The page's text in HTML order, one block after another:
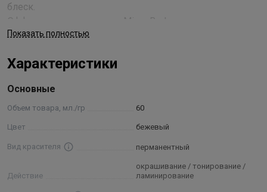
блеск.
красных и фиолетовых направлений
образом, повышая стойкость цвета.
логотипом Micro Reds.
• универсальность: вы можете свободно смешивать
оттенки Micro Reds с нашими базовыми оттенками.
Изысканная парфюмерная композиция Londa
Professional, маскирующая запах аммиака, превращает
процедуру окрашивания в истинное удовольствие для
Показать полностью
Характеристики
Основные
Объем товара, мл./гр 60
Цвет бежевый
Вид красителя перманентный
Действие
окрашивание / тонирование /
ламинирование